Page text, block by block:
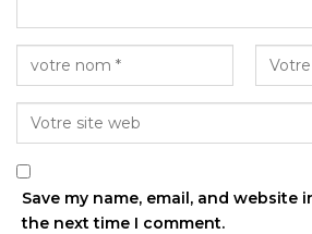
Save my name, email, and website
the next time I comment.